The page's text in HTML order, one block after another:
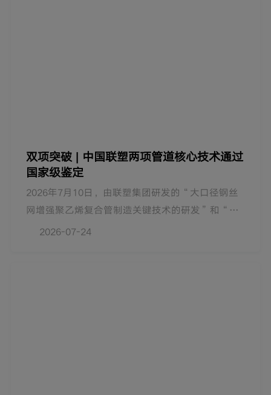
双项突破 | 中国联塑两项管道核心技术通过
国家级鉴定
2026年7月10日，由联塑集团研发的“大口径钢丝
网增强聚乙烯复合管制造关键技术的研发”和“高
性能聚偏氟乙烯（PVDF）管道制造关键技术的研
2026-07-24